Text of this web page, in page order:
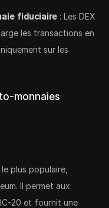
fiduciaire : Les DEX
les transactions en
sur les
monnaies
plus populaire,
Il permet aux
20 et fournit une